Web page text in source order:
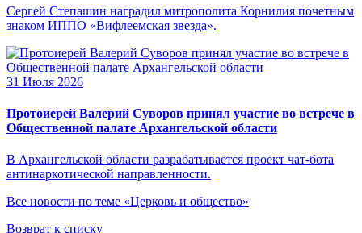
Сергей Степашин наградил митрополита Корнилия почетным
знаком ИППО «Вифлеемская звезда».
31 Июля 2026
Протоиерей Валерий Суворов принял участие во встрече в
Общественной палате Архангельской области
В Архангельской области разрабатывается проект чат-бота
антинаркотической направленности.
Все новости по теме «Церковь и общество»
Возврат к списку